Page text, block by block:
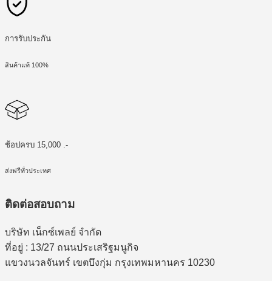
การรับประกัน
สินค้าแท้ 100%
ช้อปครบ 15,000 .-
ส่งฟรีทั่วประเทศ
ติดต่อสอบถาม
บริษัท เน็กซ์เพลย์ จำกัด
ที่อยู่ : 13/27 ถนนประเสริฐมนูกิจ
แขวงนวลจันทร์ เขตบึงกุ่ม กรุงเทพมหานคร 10230